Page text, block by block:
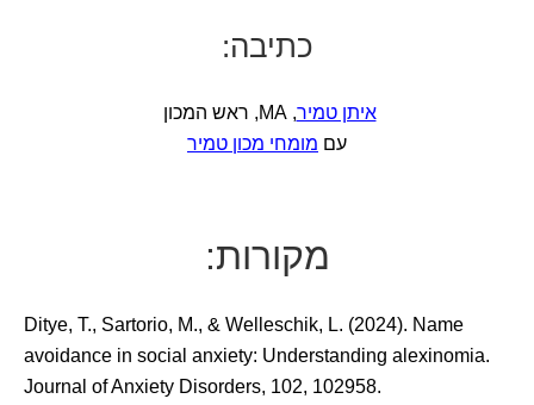
כתיבה:
איתן טמיר, MA, ראש המכון
עם מומחי מכון טמיר
מקורות:
Ditye, T., Sartorio, M., & Welleschik, L. (2024). Name
avoidance in social anxiety: Understanding alexinomia.
Journal of Anxiety Disorders, 102, 102958.